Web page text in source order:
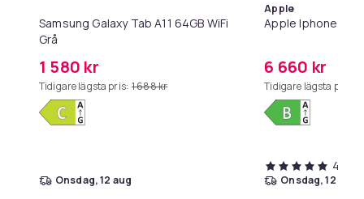
Samsung Galaxy Tab A11 64GB WiFi
Grå
1 580 kr
Tidigare lägsta pris: 1 688 kr
onsdag, 12 aug
Apple
Apple Iphone 16e
6 660 kr
Tidigare lägsta pris:
4,8
onsdag, 12 aug